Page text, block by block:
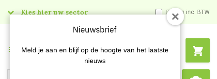
Kies hier uw sector Prijzen inc. BTW
Menu
Nieuwsbrief
Meld je aan en blijf op de hoogte van het laatste
nieuws